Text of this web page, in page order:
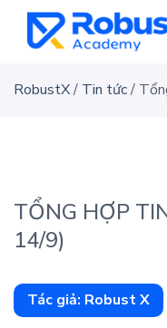
content
RobustX/ Tin tức/
TỔNG HỢP
14/9)
Tác giả: Robust X